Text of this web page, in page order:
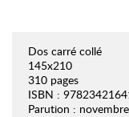
Dos carré collé
145x210
310 pages
ISBN :
Parution :